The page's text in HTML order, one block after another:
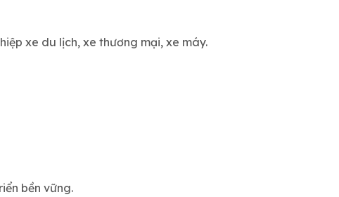
xe du lịch, xe thương mại, xe máy.
bền vững.